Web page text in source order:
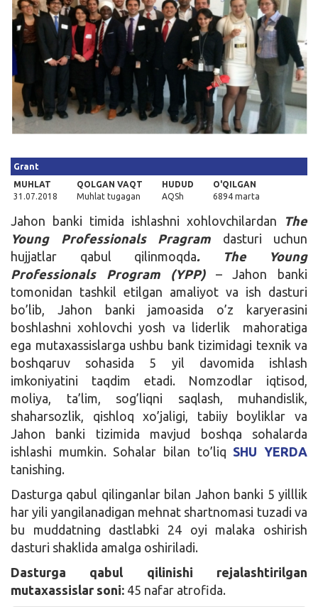
Qidirish
Grant
MUHLAT
31.07.2018
QOLGAN VAQT
Muhlat tugagan
HUDUD
AQSh
O'QILGAN
6894 marta
Jahon banki timida ishlashni xohlovchilardan
The
Young Professionals Pragram dasturi uchun
hujjatlar qabul qilinmoqda. The Young
Professionals Program (YPP)– Jahon banki
tomonidan tashkil etilgan amaliyot va ish dasturi
bo’lib, Jahon banki jamoasida o’z karyerasini
boshlashni xohlovchi yosh va liderlik mahoratiga
ega mutaxassislarga ushbu bank tizimidagi texnik va
boshqaruv sohasida 5 yil davomida ishlash
imkoniyatini taqdim etadi. Nomzodlar iqtisod,
moliya, ta’lim, sog’liqni saqlash, muhandislik,
shaharsozlik, qishloq xo’jaligi, tabiiy boyliklar va
Jahon banki tizimida mavjud boshqa sohalarda
ishlashi mumkin. Sohalar bilan to’liq SHU YERDA
tanishing.
Dasturga qabul qilinganlar bilan Jahon banki 5 yilllik
har yili yangilanadigan mehnat shartnomasi tuzadi va
bu muddatning dastlabki 24 oyi malaka oshirish
dasturi shaklida amalga oshiriladi.
Dasturga qabul qilinishi rejalashtirilgan
mutaxassislar soni: 45 nafar atrofida.